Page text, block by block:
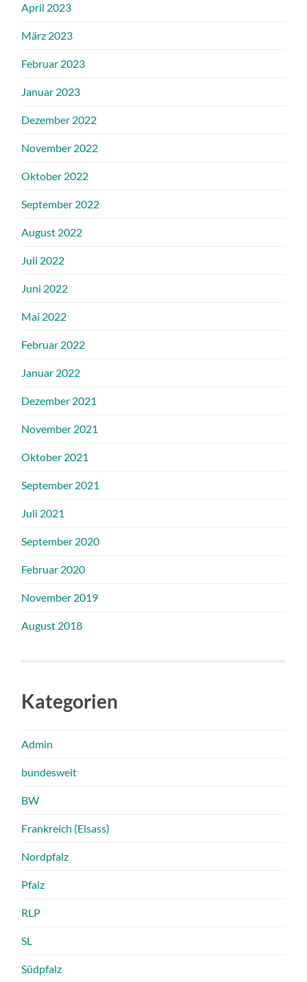
April 2023
März 2023
Februar 2023
Januar 2023
Dezember 2022
November 2022
Oktober 2022
September 2022
August 2022
Juli 2022
Juni 2022
Mai 2022
Februar 2022
Januar 2022
Dezember 2021
November 2021
Oktober 2021
September 2021
Juli 2021
September 2020
Februar 2020
November 2019
August 2018
Kategorien
Admin
bundesweit
BW
Frankreich (Elsass)
Nordpfalz
Pfalz
RLP
SL
Südpfalz